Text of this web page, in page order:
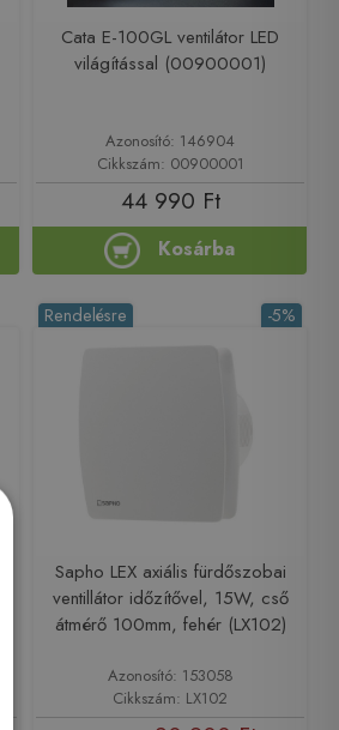
Cata E-100GL ventilátor LED
világítással (00900001)
Azonosító: 146904
Cikkszám: 00900001
44 990 Ft
Kosárba
-5%
Rendelésre
Sapho LEX axiális fürdőszobai
ventillátor időzítővel, 15W, cső
átmérő 100mm, fehér (LX102)
Azonosító: 153058
Cikkszám: LX102